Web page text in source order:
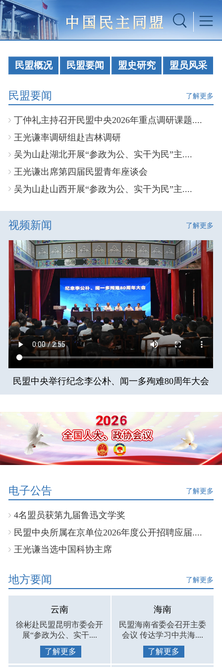
民盟概况 民盟要闻 盟史研究 盟员风采
民盟要闻 了解更多
丁仲礼主持召开民盟中央2026年重点调研课题....
王光谦率调研组赴吉林调研
吴为山赴湖北开展“参政为公、实干为民”主....
王光谦出席第四届民盟青年座谈会
吴为山赴山西开展“参政为公、实干为民”主....
视频新闻 了解更多
民盟中央举行纪念李公朴、闻一多殉难80周年大会
电子公告 了解更多
4名盟员获第九届鲁迅文学奖
民盟中央所属在京单位2026年度公开招聘应届....
王光谦当选中国科协主席
地方要闻 了解更多
云南
徐彬赴民盟昆明市委会开
展“参政为公、实干....
了解更多
海南
民盟海南省委会召开主委
会议 传达学习中共海....
了解更多